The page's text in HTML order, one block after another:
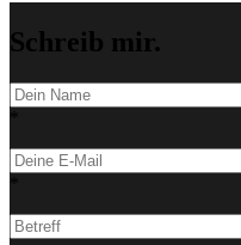
Schreib mir.